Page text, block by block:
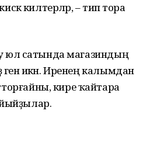
килтерәләр, – тип тора
юл сатында магазиндың
икән. Иренең калымдан
кире ҡайтара